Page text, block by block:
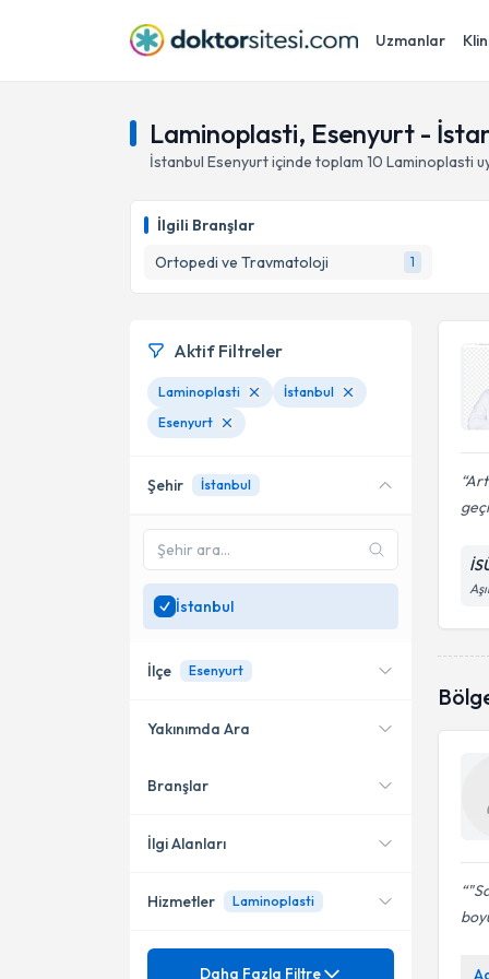
Uzmanlar
Laminoplasti, Esenyurt -
İstanbul Esenyurtiçinde toplam 10 Laminoplasti
İlgili Branşlar
Ortopedi ve Travmatoloji
1
Aktif Filtreler
Laminoplasti
İstanbul
Esenyurt
Şehir İstanbul
İstanbul
İlçe Esenyurt
Şişli
Bahçelievler
Yakınımda Ara
Konumuma yakın uzmanları
Branşlar
Ortopedi ve Travmatoloji
İlgi Alanları
Ankilozan Spondilit
Hizmetler Laminoplasti
Ünvan
Daha Fazla Filtre